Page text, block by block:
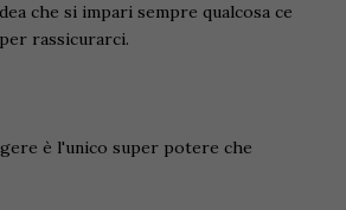
che si impari sempre qualcosa ce
rassicurarci.
è l'unico super potere che